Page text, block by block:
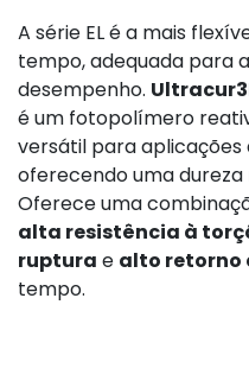
A série EL é a mais
tempo, adequada para
desempenho.
é um fotopolímero
versátil para
oferecendo uma dureza
Oferece uma
alta resistência à
ruptura e alto retorno
tempo.